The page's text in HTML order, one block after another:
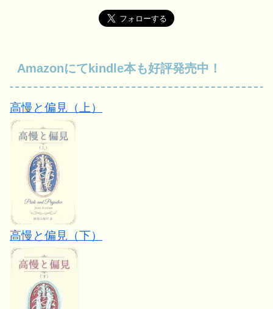
Amazonにてkindle本も好評発売中！
高慢と偏見（上）
高慢と偏見（下）